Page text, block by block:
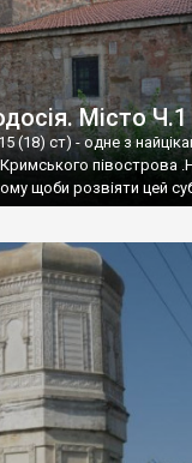
Місто Ч.1
(18) ст) - одне з
півострова
щоби розвіяти цей